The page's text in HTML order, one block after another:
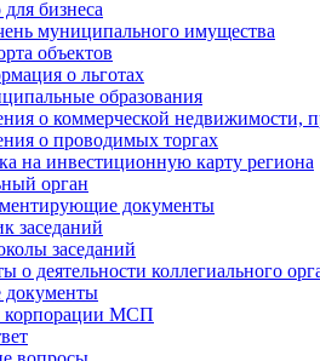
бизнеса
муниципального имущества
объектов
о льготах
образования
о коммерческой недвижимости,
о проводимых торгах
на инвестиционную карту региона
орган
документы
заседаний
заседаний
о деятельности коллегиального
корпорации МСП